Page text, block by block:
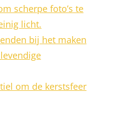
scherpe foto’s te
licht.
bij het maken
om de kerstsfeer